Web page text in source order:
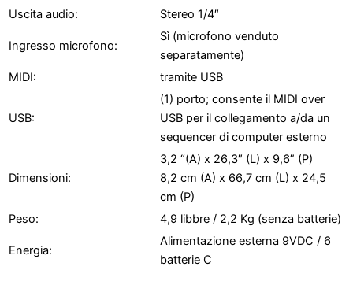
Uscita audio:
Stereo 1/4″
Ingresso microfono:
Sì (microfono venduto
separatamente)
MIDI:
tramite USB
USB:
(1) porto; consente il MIDI over
USB per il collegamento a/da un
sequencer di computer esterno
Dimensioni:
3,2 “(A) x 26,3″ (L) x 9,6” (P)
8,2 cm (A) x 66,7 cm (L) x 24,5
cm (P)
Peso:
4,9 libbre / 2,2 Kg (senza batterie)
Energia:
Alimentazione esterna 9VDC / 6
batterie C